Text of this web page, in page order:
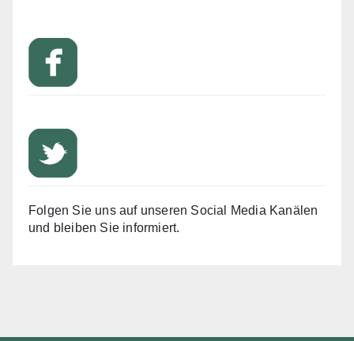
Folgen Sie uns auf unseren Social Media Kanälen
und bleiben Sie informiert.